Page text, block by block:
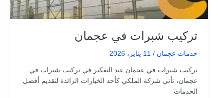
تركيب شبرات في عجمان
خدمات عجمان / 11 يناير، 2026
تركيب شبرات في عجمان عند التفكير في تركيب شبرات في
عجمان، تأتي شركة الملكي كأحد الخيارات الرائدة لتقديم أفضل
الخدمات